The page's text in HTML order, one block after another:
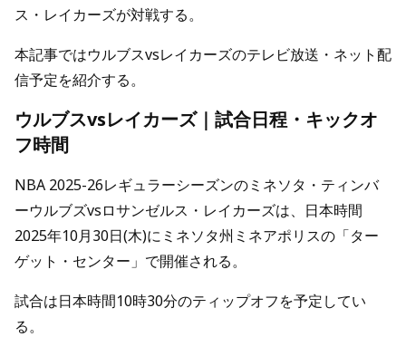
ス・レイカーズが対戦する。
本記事ではウルブスvsレイカーズのテレビ放送・ネット配
信予定を紹介する。
ウルブスvsレイカーズ｜試合日程・キックオ
フ時間
NBA 2025-26レギュラーシーズンのミネソタ・ティンバ
ーウルブズvsロサンゼルス・レイカーズは、日本時間
2025年10月30日(木)にミネソタ州ミネアポリスの「ター
ゲット・センター」で開催される。
試合は日本時間10時30分のティップオフを予定してい
る。